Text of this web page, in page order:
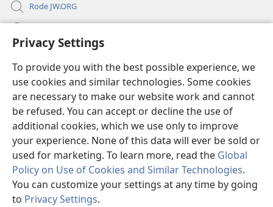
Privacy Settings
To provide you with the best possible experience, we
use cookies and similar technologies. Some cookies
are necessary to make our website work and cannot
be refused. You can accept or decline the use of
additional cookies, which we use only to improve
your experience. None of this data will ever be sold or
used for marketing. To learn more, read the Global
Policy on Use of Cookies and Similar Technologies.
You can customize your settings at any time by going
to Privacy Settings.
Rode JW.ORG
(opens
window)Watchtower BIBLIOTEK LO ENTERNET
(opens
new
window)JW Hub ®
(opens
new
window)
Copyright© 2026 Watch Tower Bible and Tract Society of Pennsylvania.
REGILASYON LIZAZ|